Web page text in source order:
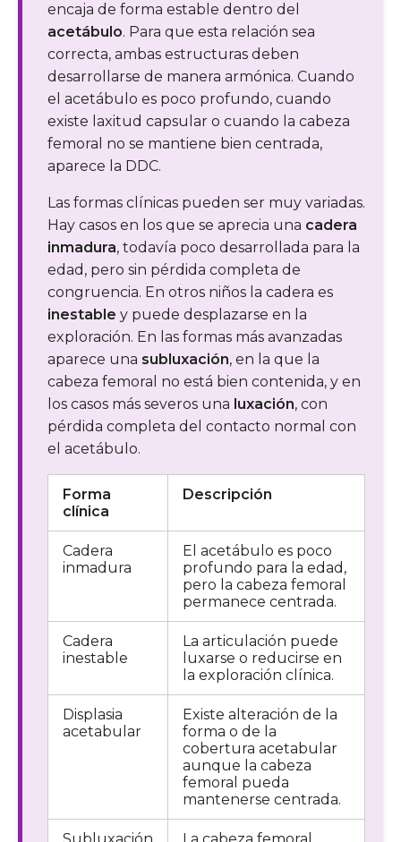
encaja de forma estable dentro del
acetábulo. Para que esta relación sea
correcta, ambas estructuras deben
desarrollarse de manera armónica. Cuando
el acetábulo es poco profundo, cuando
existe laxitud capsular o cuando la cabeza
femoral no se mantiene bien centrada,
aparece la DDC.
Las formas clínicas pueden ser muy variadas.
Hay casos en los que se aprecia una cadera
inmadura, todavía poco desarrollada para la
edad, pero sin pérdida completa de
congruencia. En otros niños la cadera es
inestable y puede desplazarse en la
exploración. En las formas más avanzadas
aparece una subluxación, en la que la
cabeza femoral no está bien contenida, y en
los casos más severos una luxación, con
pérdida completa del contacto normal con
el acetábulo.
Forma
clínica
Descripción
Cadera
inmadura
El acetábulo es poco
profundo para la edad,
pero la cabeza femoral
permanece centrada.
Cadera
inestable
La articulación puede
luxarse o reducirse en
la exploración clínica.
Displasia
acetabular
Existe alteración de la
forma o de la
cobertura acetabular
aunque la cabeza
femoral pueda
mantenerse centrada.